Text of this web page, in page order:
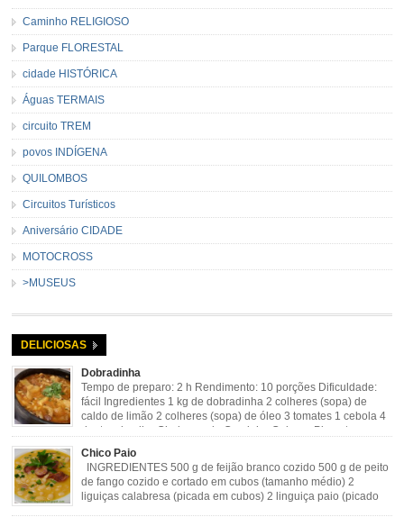
Caminho RELIGIOSO
Parque FLORESTAL
cidade HISTÓRICA
Águas TERMAIS
circuito TREM
povos INDÍGENA
QUILOMBOS
Circuitos Turísticos
Aniversário CIDADE
MOTOCROSS
>MUSEUS
DELICIOSAS
Dobradinha
Tempo de preparo: 2 h Rendimento: 10 porções Dificuldade:
fácil Ingredientes 1 kg de dobradinha 2 colheres (sopa) de
caldo de limão 2 colheres (sopa) de óleo 3 tomates 1 cebola 4
dentes de alho Cheiro verde Cominho Colorau Pimenta a
gosto Modo de Preparo: Lavar muito bem a dobradinha com limão. Deixar de
molho […]
Chico Paio
INGREDIENTES 500 g de feijão branco cozido 500 g de peito
de fango cozido e cortado em cubos (tamanho médio) 2
liguiças calabresa (picada em cubos) 2 linguiça paio (picado